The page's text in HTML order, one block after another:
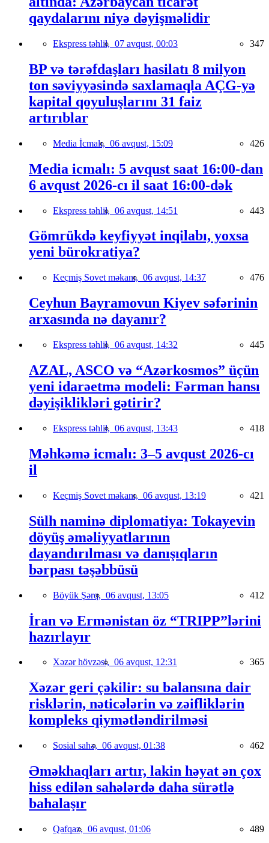
qaydalarını niyə dəyişməlidir
Ekspress təhlil, 07 avqust, 00:03 347
BP və tərəfdaşları hasilatı 8 milyon
ton səviyyəsində saxlamaqla AÇG-yə
kapital qoyuluşlarını 31 faiz
artırıblar
Media İcmalı, 06 avqust, 15:09 426
Media icmalı: 5 avqust saat 16:00-dan
6 avqust 2026-cı il saat 16:00-dək
Ekspress təhlil, 06 avqust, 14:51 443
Gömrükdə keyfiyyət inqilabı, yoxsa
yeni bürokratiya?
Keçmiş Sovet məkanı, 06 avqust, 14:37 476
Ceyhun Bayramovun Kiyev səfərinin
arxasında nə dayanır?
Ekspress təhlil, 06 avqust, 14:32 445
AZAL, ASCO və “Azərkosmos” üçün
yeni idarəetmə modeli: Fərman hansı
dəyişiklikləri gətirir?
Ekspress təhlil, 06 avqust, 13:43 418
Məhkəmə icmalı: 3–5 avqust 2026-cı
il
Keçmiş Sovet məkanı, 06 avqust, 13:19 421
Sülh naminə diplomatiya: Tokayevin
döyüş əməliyyatlarının
dayandırılması və danışıqların
bərpası təşəbbüsü
Böyük Şərq, 06 avqust, 13:05 412
İran və Ermənistan öz “TRIPP”lərini
hazırlayır
Xəzər hövzəsi, 06 avqust, 12:31 365
Xəzər geri çəkilir: su balansına dair
risklərin, nəticələrin və zəifliklərin
kompleks qiymətləndirilməsi
Sosial sahə, 06 avqust, 01:38 462
Əməkhaqları artır, lakin həyat ən çox
hiss edilən sahələrdə daha sürətlə
bahalaşır
Qafqaz, 06 avqust, 01:06 489